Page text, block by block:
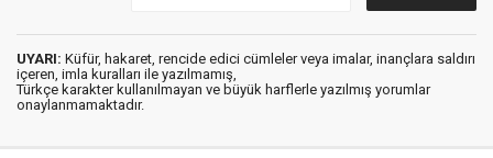
UYARI: Küfür, hakaret, rencide edici cümleler veya imalar, inançlara saldırı
içeren, imla kuralları ile yazılmamış,
Türkçe karakter kullanılmayan ve büyük harflerle yazılmış yorumlar
onaylanmamaktadır.